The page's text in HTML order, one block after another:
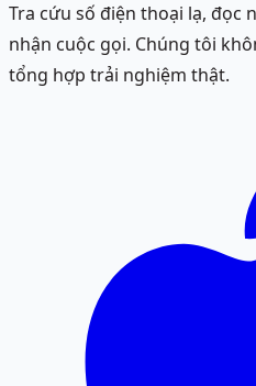
Tra cứu số điện thoại lạ, đọc
nhận cuộc gọi. Chúng tôi
tổng hợp trải nghiệm thật.